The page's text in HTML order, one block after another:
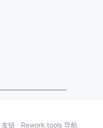
友链 · Rework.tools 导航